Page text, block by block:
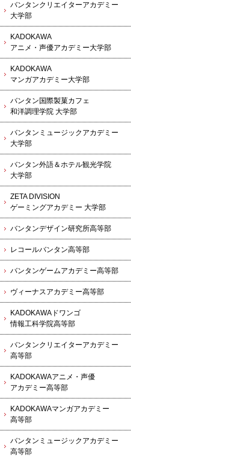
バンタンクリエイターアカデミー
大学部
KADOKAWA
アニメ・声優アカデミー大学部
KADOKAWA
マンガアカデミー大学部
バンタン国際製菓カフェ
和洋調理学院 大学部
バンタンミュージックアカデミー
大学部
バンタン外語＆ホテル観光学院
大学部
ZETA DIVISION
ゲーミングアカデミー 大学部
バンタンデザイン研究所高等部
レコールバンタン高等部
バンタンゲームアカデミー高等部
ヴィーナスアカデミー高等部
KADOKAWAドワンゴ
情報工科学院高等部
バンタンクリエイターアカデミー
高等部
KADOKAWAアニメ・声優
アカデミー高等部
KADOKAWAマンガアカデミー
高等部
バンタンミュージックアカデミー
高等部